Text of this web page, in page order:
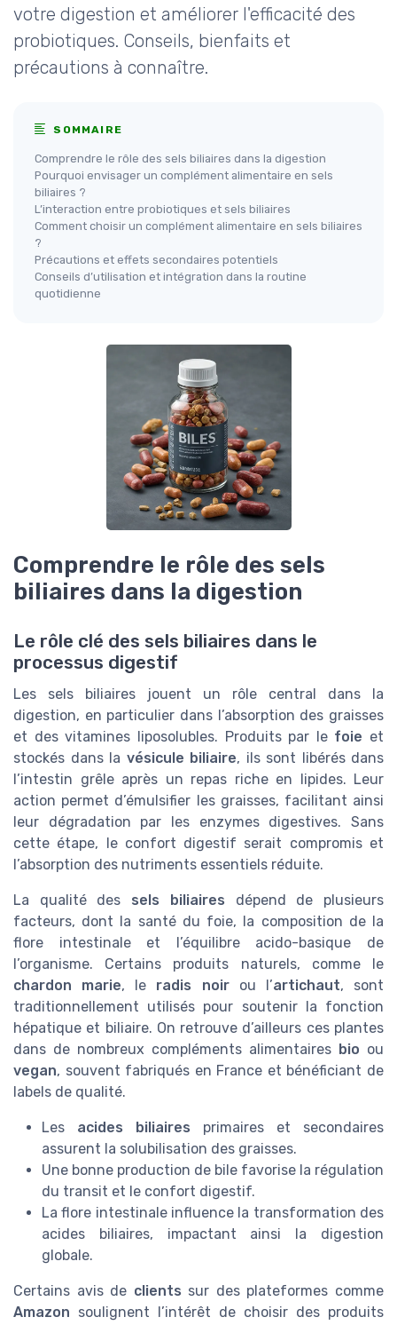
votre digestion et améliorer l'efficacité des
probiotiques. Conseils, bienfaits et
précautions à connaître.
SOMMAIRE
Comprendre le rôle des sels biliaires dans la digestion
Pourquoi envisager un complément alimentaire en sels
biliaires ?
L’interaction entre probiotiques et sels biliaires
Comment choisir un complément alimentaire en sels biliaires
?
Précautions et effets secondaires potentiels
Conseils d’utilisation et intégration dans la routine
quotidienne
Comprendre le rôle des sels
biliaires dans la digestion
Le rôle clé des sels biliaires dans le
processus digestif
Les sels biliaires jouent un rôle central dans la
digestion, en particulier dans l’absorption des graisses
et des vitamines liposolubles. Produits par le foie et
stockés dans la vésicule biliaire, ils sont libérés dans
l’intestin grêle après un repas riche en lipides. Leur
action permet d’émulsifier les graisses, facilitant ainsi
leur dégradation par les enzymes digestives. Sans
cette étape, le confort digestif serait compromis et
l’absorption des nutriments essentiels réduite.
La qualité des sels biliaires dépend de plusieurs
facteurs, dont la santé du foie, la composition de la
flore intestinale et l’équilibre acido-basique de
l’organisme. Certains produits naturels, comme le
chardon marie, le radis noirou l’artichaut, sont
traditionnellement utilisés pour soutenir la fonction
hépatique et biliaire. On retrouve d’ailleurs ces plantes
dans de nombreux compléments alimentaires bio ou
vegan, souvent fabriqués en France et bénéficiant de
labels de qualité.
Les acides biliaires primaires et secondaires
assurent la solubilisation des graisses.
Une bonne production de bile favorise la régulation
du transit et le confort digestif.
La flore intestinale influence la transformation des
acides biliaires, impactant ainsi la digestion
globale.
Certains avis de clients sur des plateformes comme
Amazon soulignent l’intérêt de choisir des produits